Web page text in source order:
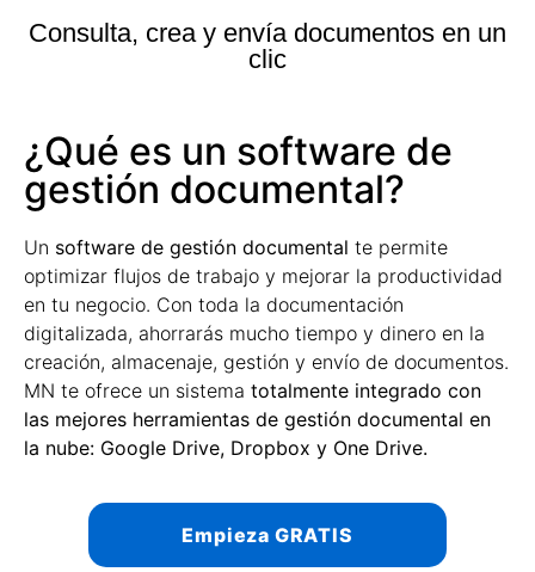
Consulta, crea y envía documentos en un
clic​
¿Qué es un software de
gestión documental?
Un software de gestión documental te permite
optimizar flujos de trabajo y mejorar la productividad
en tu negocio. Con toda la documentación
digitalizada, ahorrarás mucho tiempo y dinero en la
creación, almacenaje, gestión y envío de documentos.
MN te ofrece un sistema totalmente integrado con
las mejores herramientas de gestión documental en
la nube: Google Drive, Dropbox y One Drive.
Empieza GRATIS